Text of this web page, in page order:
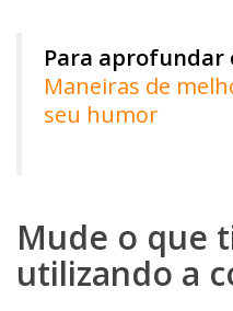
Para aprofundar
Maneiras de
seu humor
Mude o que
utilizando a